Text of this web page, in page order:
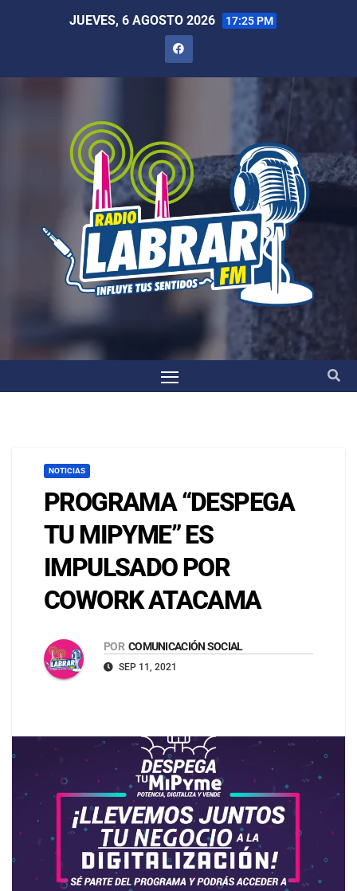
JUEVES, 6 AGOSTO 2026 17:25 PM
NOTICIAS
PROGRAMA “DESPEGA
TU MIPYME” ES
IMPULSADO POR
COWORK ATACAMA
POR COMUNICACIÓN SOCIAL
SEP 11, 2021